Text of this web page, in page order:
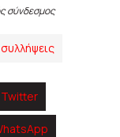
σύνδεσμος
συλλήψεις
Twitter